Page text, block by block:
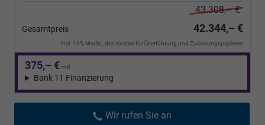
43.308,– €
Gesamtpreis 42.344,– €
incl. 19% MwSt., den Kosten für Überführung und Zulassungspapieren
375,– € mtl.
Bank 11 Finanzierung
Wir rufen Sie an